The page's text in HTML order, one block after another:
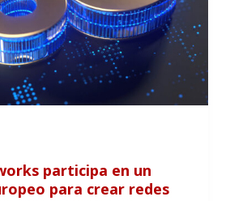
participa en un
para crear redes